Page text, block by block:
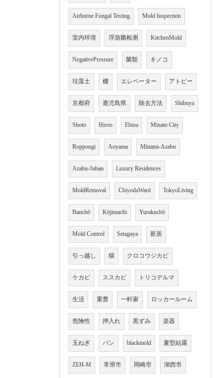
Airborne Fungal Testing Mold Inspection
室内环境 浮游菌检测 KitchenMold
NegativePressure 菌類 キノコ
珪藻土 棚 エレベーター アトピー
京都府 鹿児島県 除去方法 Shibuya
Shoto Hiroo Ebisu Minato City
Roppongi Aoyama Minami-Azabu
Azabu-Juban Luxury Residences
MoldRemoval ChiyodaWard TokyoLiving
Banchō Kōjimachi Yurakuchō
Mold Control Setagaya 新居
引っ越し 猫 クロコウジカビ
ケカビ ススカビ トリコデルマ
生活 重曹 一軒家 ロッカールーム
危険性 押入れ 黒ずみ 楽器
玉ねぎ パン blackmold 夏型結露
ZEH-M 常滑市 岡崎市 湖西市